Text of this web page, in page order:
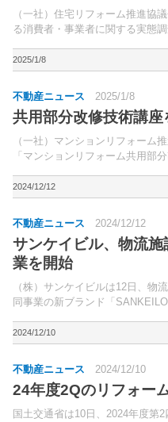
（一社）住宅リフォーム推進協
る消費者・事業者に関する実態
己所有に該当する25歳以上の男
2025/1/8
不動産ニュース 2025/1/8
共用部分改修技術講
（一社）マンションリフォーム
「マンションリフォーム共用部
に、実際に行なった改修工事の
2024/12/12
不動産ニュース 2024/12/12
サンケイビル、物流施
業を開始
（株）サンケイビルは12日、物
同事業の新ブランド「
2024/12/10
不動産ニュース 2024/12/10
24年度2Qのリフォー
国土交通省は10日、2024年度第